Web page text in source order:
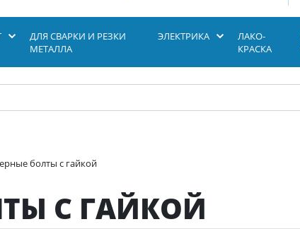
ДЛЯ СВАРКИ И РЕЗКИ
МЕТАЛЛА
ЭЛЕКТРИКА
ЛАКО-
КРАСКА
болты с гайкой
С ГАЙКОЙ